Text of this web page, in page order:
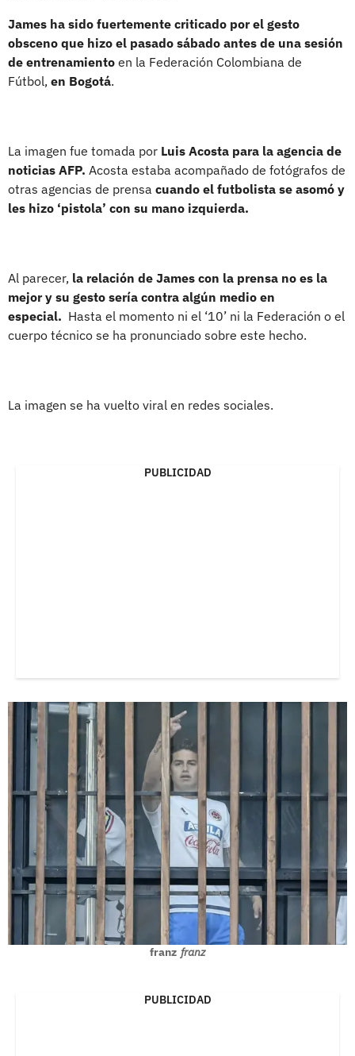
James ha sido fuertemente criticado por el gesto
obsceno que hizo el pasado sábado antes de una sesión
de entrenamiento en la Federación Colombiana de
Fútbol, en Bogotá.
La imagen fue tomada por Luis Acosta para la agencia de
noticias AFP. Acosta estaba acompañado de fotógrafos de
otras agencias de prensa cuando el futbolista se asomó y
les hizo ‘pistola’ con su mano izquierda.
Al parecer, la relación de James con la prensa no es la
mejor y su gesto sería contra algún medio en
especial. Hasta el momento ni el ‘10’ ni la Federación o el
cuerpo técnico se ha pronunciado sobre este hecho.
La imagen se ha vuelto viral en redes sociales.
PUBLICIDAD
franz franz
PUBLICIDAD